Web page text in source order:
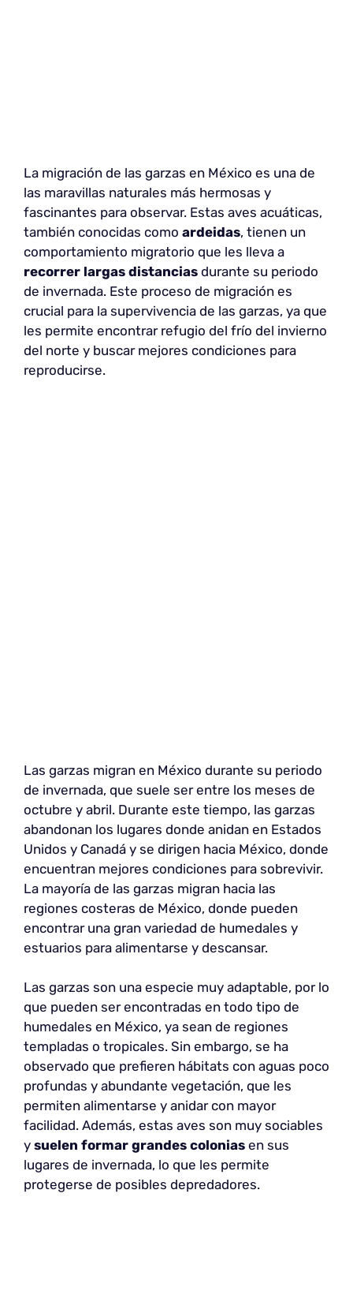
La migración de las garzas en México es una de
las maravillas naturales más hermosas y
fascinantes para observar. Estas aves acuáticas,
también conocidas como ardeidas, tienen un
comportamiento migratorio que les lleva a
recorrer largas distancias durante su periodo
de invernada. Este proceso de migración es
crucial para la supervivencia de las garzas, ya que
les permite encontrar refugio del frío del invierno
del norte y buscar mejores condiciones para
reproducirse.
Las garzas migran en México durante su periodo
de invernada, que suele ser entre los meses de
octubre y abril. Durante este tiempo, las garzas
abandonan los lugares donde anidan en Estados
Unidos y Canadá y se dirigen hacia México, donde
encuentran mejores condiciones para sobrevivir.
La mayoría de las garzas migran hacia las
regiones costeras de México, donde pueden
encontrar una gran variedad de humedales y
estuarios para alimentarse y descansar.
Las garzas son una especie muy adaptable, por lo
que pueden ser encontradas en todo tipo de
humedales en México, ya sean de regiones
templadas o tropicales. Sin embargo, se ha
observado que prefieren hábitats con aguas poco
profundas y abundante vegetación, que les
permiten alimentarse y anidar con mayor
facilidad. Además, estas aves son muy sociables
y suelen formar grandes colonias en sus
lugares de invernada, lo que les permite
protegerse de posibles depredadores.